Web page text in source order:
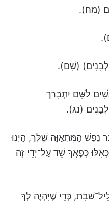
(מח).
(שָׁם).
לַשֵּׁם יִתְבָּרַךְ
לְבָנִים (נג).
נֶפֶשׁ הַמִּתְאַוָּה שֶׁלְּךָ, הַיְנוּ
כְּפָאֲךָ שֵׁד עַל־יְדֵי זֶה
כְּדֵי שֶׁיִּהְיֶה לְךָ